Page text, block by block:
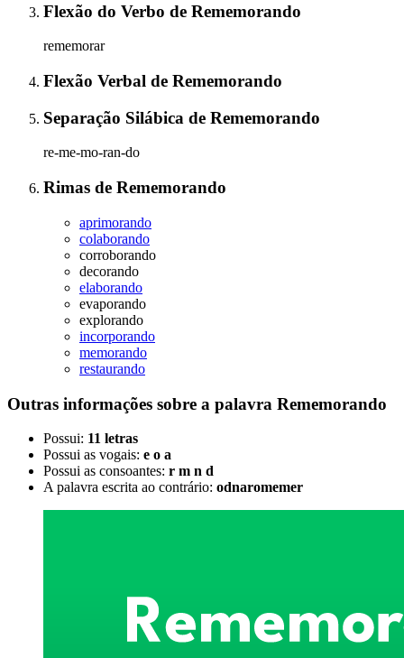
Flexão do Verbo de Rememorando
rememorar
Flexão Verbal de Rememorando
Separação Silábica de Rememorando
re-me-mo-ran-do
Rimas de Rememorando
aprimorando
colaborando
corroborando
decorando
elaborando
evaporando
explorando
incorporando
memorando
restaurando
Outras informações sobre a palavra Rememorando
Possui: 11 letras
Possui as vogais: e o a
Possui as consoantes: r m n d
A palavra escrita ao contrário: odnaromemer